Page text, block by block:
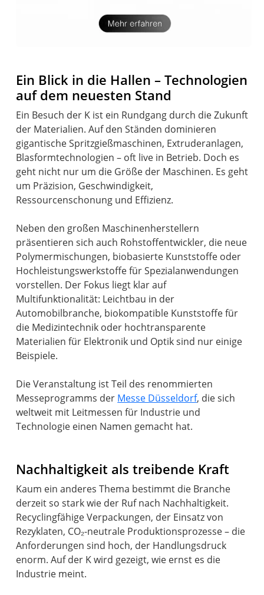
Ein Blick in die Hallen – Technologien
auf dem neuesten Stand
Ein Besuch der K ist ein Rundgang durch die Zukunft
der Materialien. Auf den Ständen dominieren
gigantische Spritzgießmaschinen, Extruderanlagen,
Blasformtechnologien – oft live in Betrieb. Doch es
geht nicht nur um die Größe der Maschinen. Es geht
um Präzision, Geschwindigkeit,
Ressourcenschonung und Effizienz.
Neben den großen Maschinenherstellern
präsentieren sich auch Rohstoffentwickler, die neue
Polymermischungen, biobasierte Kunststoffe oder
Hochleistungswerkstoffe für Spezialanwendungen
vorstellen. Der Fokus liegt klar auf
Multifunktionalität: Leichtbau in der
Automobilbranche, biokompatible Kunststoffe für
die Medizintechnik oder hochtransparente
Materialien für Elektronik und Optik sind nur einige
Beispiele.
Die Veranstaltung ist Teil des renommierten
Messeprogramms der Messe Düsseldorf, die sich
weltweit mit Leitmessen für Industrie und
Technologie einen Namen gemacht hat.
Nachhaltigkeit als treibende Kraft
Kaum ein anderes Thema bestimmt die Branche
derzeit so stark wie der Ruf nach Nachhaltigkeit.
Recyclingfähige Verpackungen, der Einsatz von
Rezyklaten, CO₂-neutrale Produktionsprozesse – die
Anforderungen sind hoch, der Handlungsdruck
enorm. Auf der K wird gezeigt, wie ernst es die
Industrie meint.